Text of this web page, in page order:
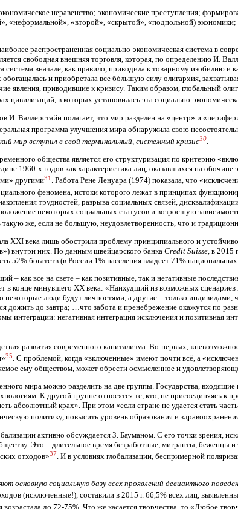
неравенство; экономические преступления;
«неформальной», «второй», «скрытой», «подпольной)
распространенная социально-экономическая система в
свободная внешняя торговля, которая, по определению И.
система вначале, как правило, приводила к товарному
обогащалась и приобретала все бόльшую силу олигархия,
явления, приводившие к кризису. Таким образом, глобальный
цивилизаций, в которых установилась эта социально-
И. Валлерстайн полагает, что мир разделен на «центр» и
программа улучшения мира обнаружила свою
мир вступил в свой терминальный, системный кризис30.
общества является его структуризация по критерию
1960-х годов как характеристика лиц, оказавшихся на
другими31 . Работа Рене Ленуара (1974) показала, что
феномена, истоки которого лежат в принципах
трудностей, разрыва социальных связей,
некоторых социальных статусов и возросшую
же, если не большую, неудовлетворенность, что и
XXI века лишь обострили проблему принципиального и
внутри них. По данным швейцарского банка Credit Suisse, в 2015
52% богатств (в России 1% населения владеет 71%
– как все на свете – как позитивные, так и негативные
в конце минувшего ХХ века: «Наихудший из возможных
люди будут личностями, а другие – только
дожить до завтра; …что забота и пренебрежение окажутся по
интеграции: негативная интеграция исключения и
развития современного капитализма. Во-первых,
35. С проблемой, когда «включенные» имеют почти всё, а
ему обществом, может обрести осмысленное и
мира можно разделить на две группы. Государства,
К другой группе относятся те, кто, не присоединяясь к
абсолютный крах». При этом «если стране не удается стать
политику, повысить уровень образования и
активно обсуждается З. Бауманом. С его точки зрения,
Это – длительное время безработные, мигранты, беженцы
отходов»37. И в условиях глобализации, беспримерной
основную социальную базу всех проявлений девиантного
(исключенные!), составили в 2015 г. 66,5% всех лиц,
до 72-75%. Что же касается творчества, то «Любое